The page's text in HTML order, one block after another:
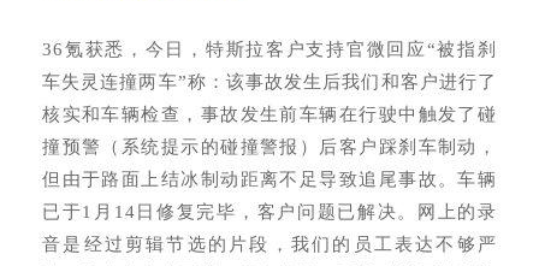
36氪获悉，今日，特斯拉客户支持官微回应“被指刹
车失灵连撞两车”称：该事故发生后我们和客户进行了
核实和车辆检查，事故发生前车辆在行驶中触发了碰
撞预警（系统提示的碰撞警报）后客户踩刹车制动，
但由于路面上结冰制动距离不足导致追尾事故。车辆
已于1月14日修复完毕，客户问题已解决。网上的录
音是经过剪辑节选的片段，我们的员工表达不够严